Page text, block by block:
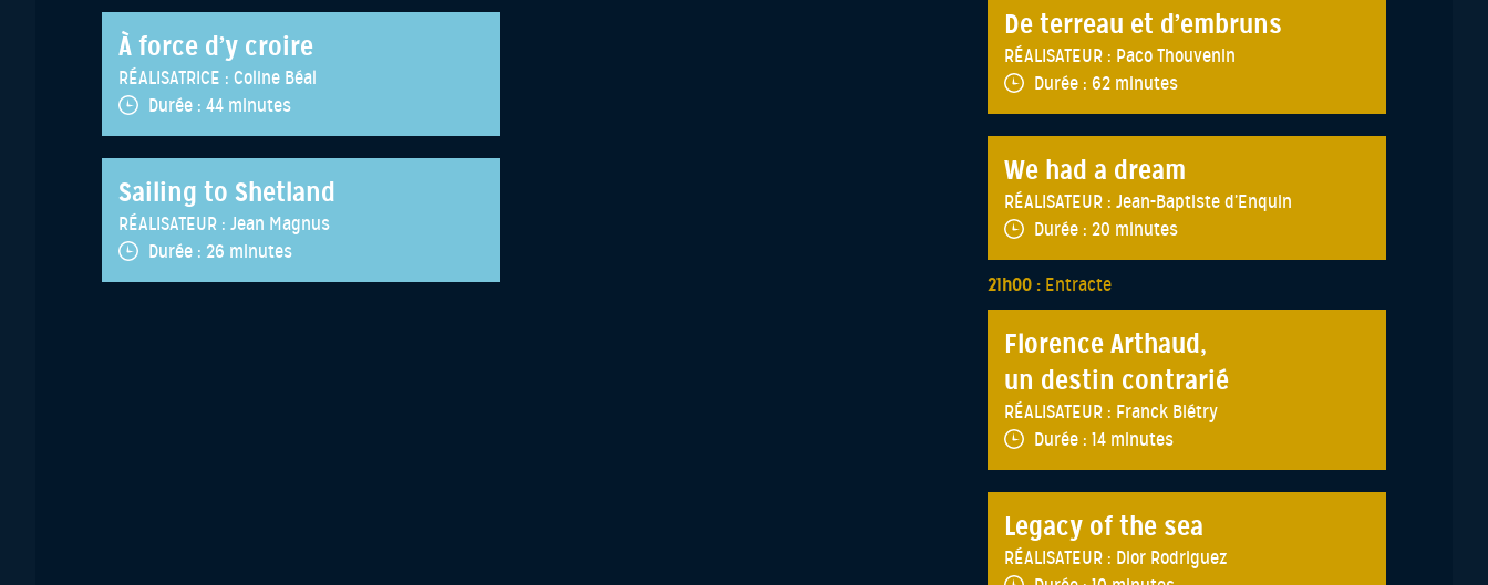
À force d’y croire
RÉALISATRICE : Coline Béal
Durée : 44 minutes
Sailing to Shetland
RÉALISATEUR : Jean Magnus
Durée : 26 minutes
De terreau et d’embruns
RÉALISATEUR : Paco Thouvenin
Durée : 62 minutes
We had a dream
RÉALISATEUR : Jean-Baptiste d’Enquin
Durée : 20 minutes
21h00 : Entracte
Florence Arthaud,
un destin contrarié
RÉALISATEUR : Franck Biétry
Durée : 14 minutes
Legacy of the sea
RÉALISATEUR : Dior Rodriguez